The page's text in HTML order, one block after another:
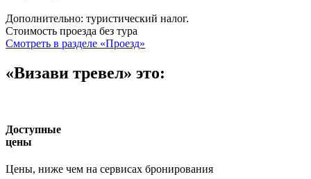
Дополнительно: туристический налог.
Стоимость проезда без тура
Смотреть в разделе «Проезд»
«Визави тревел» это:
Доступные
цены
Цены, ниже чем на сервисах бронирования